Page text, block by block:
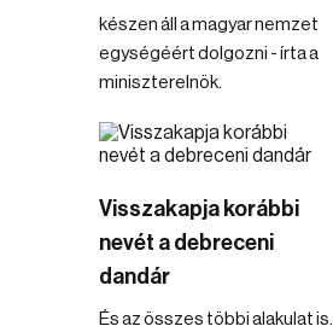
készen áll a magyar nemzet
egységéért dolgozni - írta a
miniszterelnök.
Visszakapja korábbi
nevét a debreceni
dandár
És az összes többi alakulat is.